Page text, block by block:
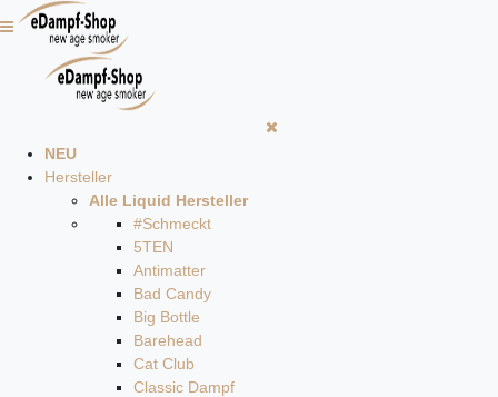
NEU
Hersteller
Alle Liquid Hersteller
#Schmeckt
5TEN
Antimatter
Bad Candy
Big Bottle
Barehead
Cat Club
Classic Dampf